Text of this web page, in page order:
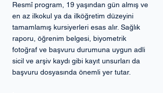
Resmî program, 19 yaşından gün almış ve
en az ilkokul ya da ilköğretim düzeyini
tamamlamış kursiyerleri esas alır. Sağlık
raporu, öğrenim belgesi, biyometrik
fotoğraf ve başvuru durumuna uygun adli
sicil ve arşiv kaydı gibi kayıt unsurları da
başvuru dosyasında önemli yer tutar.